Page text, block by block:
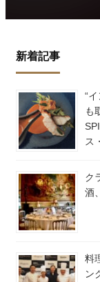
新着記事
“
も
ス
ク
酒
料
ン